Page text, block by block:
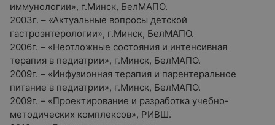
иммунологии», г.Минск, БелМАПО.
2003г. – «Актуальные вопросы детской
гастроэнтерологии», г.Минск, БелМАПО.
2006г. – «Неотложные состояния и интенсивная
терапия в педиатрии», г.Минск, БелМАПО.
2009г. – «Инфузионная терапия и парентеральное
питание в педиатрии», г.Минск, БелМАПО.
2009г. – «Проектирование и разработка учебно-
методических комплексов», РИВШ.